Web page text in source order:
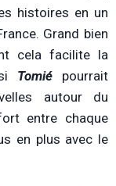
histoires en un
Grand bien
cela facilite la
Tomiépourrait
autour du
entre chaque
en plus avec le